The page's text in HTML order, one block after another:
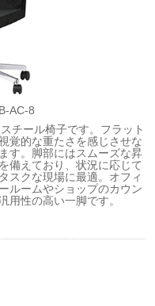
AC-8
チール椅子です。フラット
覚的な重たさを感じさせな
す。脚部にはスムーズな昇
備えており、状況に応じて
スクな現場に最適。オフィ
ルームやショップのカウン
用性の高い一脚です。